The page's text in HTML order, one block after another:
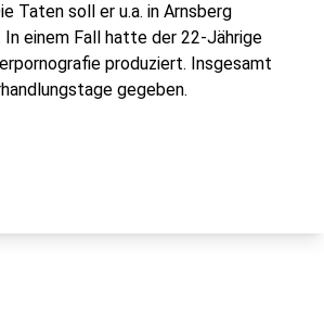
Taten soll er u.a. in Arnsberg
In einem Fall hatte der 22-Jährige
produziert. Insgesamt
gegeben.